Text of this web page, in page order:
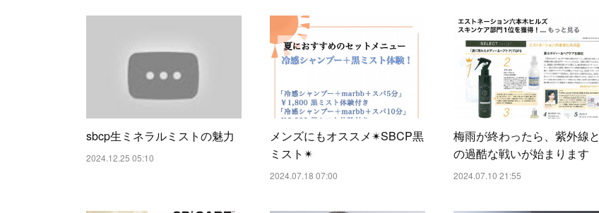
sbcp生ミネラルミストの魅力
2024.12.25 05:10
メンズにもオススメ✴︎SBCP黒
ミスト✴︎
2024.07.18 07:00
梅雨が終わったら、紫外線と
の過酷な戦いが始まります
2024.07.10 21:55